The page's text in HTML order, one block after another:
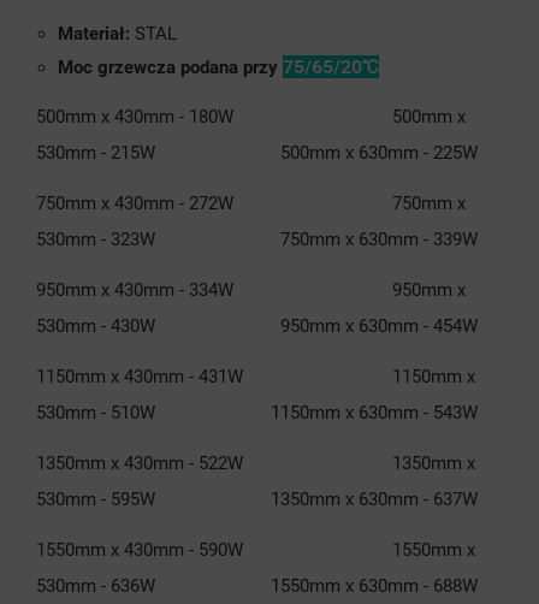
Materiał: STAL
Moc grzewcza podana przy 75/65/20℃
500mm x 430mm - 180W 500mm x
530mm - 215W 500mm x 630mm - 225W
750mm x 430mm - 272W 750mm x
530mm - 323W 750mm x 630mm - 339W
950mm x 430mm - 334W 950mm x
530mm - 430W 950mm x 630mm - 454W
1150mm x 430mm - 431W 1150mm x
530mm - 510W 1150mm x 630mm - 543W
1350mm x 430mm - 522W 1350mm x
530mm - 595W 1350mm x 630mm - 637W
1550mm x 430mm - 590W 1550mm x
530mm - 636W 1550mm x 630mm - 688W